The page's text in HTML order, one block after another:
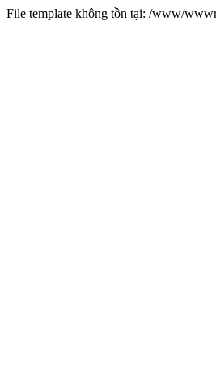
File template không tồn tại: /www/